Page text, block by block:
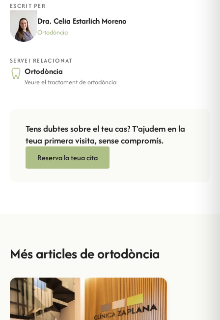
ESCRIT PER
Dra. Celia Estarlich Moreno
Ortodòncia
SERVEI RELACIONAT
Ortodòncia
Veure el tractament de ortodòncia
Tens dubtes sobre el teu cas? T'ajudem en la
teua primera visita, sense compromís.
Reserva la teua cita
Més articles de ortodòncia